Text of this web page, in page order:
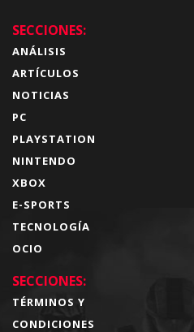
SECCIONES:
ANÁLISIS
ARTÍCULOS
NOTICIAS
PC
PLAYSTATION
NINTENDO
XBOX
E-SPORTS
TECNOLOGÍA
OCIO
SECCIONES:
TÉRMINOS Y
CONDICIONES